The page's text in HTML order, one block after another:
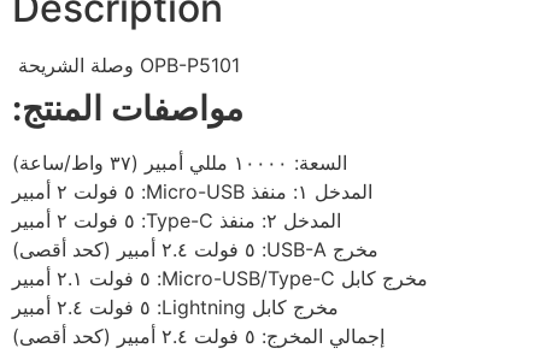
وصلة الشريحة OPB-P5101
مواصفات المنتج:
السعة: ١٠٠٠٠ مللي أمبير (٣٧ واط/ساعة)
المدخل ١: منفذ Micro-USB: ٥ فولت ٢ أمبير
المدخل ٢: منفذ Type-C: ٥ فولت ٢ أمبير
مخرج USB-A: ٥ فولت ٢.٤ أمبير (كحد أقصى)
مخرج كابل Micro-USB/Type-C: ٥ فولت ٢.١ أمبير
مخرج كابل Lightning: ٥ فولت ٢.٤ أمبير
إجمالي المخرج: ٥ فولت ٢.٤ أمبير (كحد أقصى)